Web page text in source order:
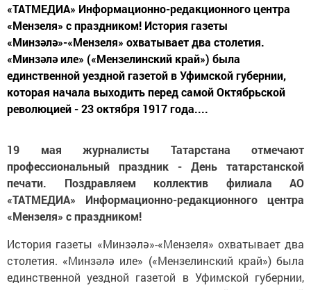
«ТАТМЕДИА» Информационно-редакционного центра
«Мензеля» с праздником! История газеты
«Минзәлә»-«Мензеля» охватывает два столетия.
«Минзәлә иле» («Мензелинский край») была
единственной уездной газетой в Уфимской губернии,
которая начала выходить перед самой Октябрьской
революцией - 23 октября 1917 года....
19 мая журналисты Татарстана отмечают
профессиональный праздник - День татарстанской
печати. Поздравляем коллектив филиала АО
«ТАТМЕДИА» Информационно-редакционного центра
«Мензеля» с праздником!
История газеты «Минзәлә»-«Мензеля» охватывает два
столетия. «Минзәлә иле» («Мензелинский край») была
единственной уездной газетой в Уфимской губернии,